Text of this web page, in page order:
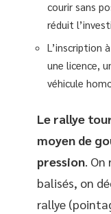
courir sans
réduit
L’inscription
une licence,
véhicule
Le rallye
moyen de
pression. On
balisés, on
rallye